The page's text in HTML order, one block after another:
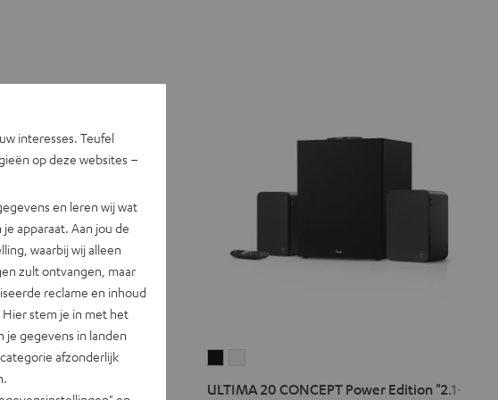
Club Edition ULTIMA 20 CONCEPT Power Edition "2.1-Set"
interesses. Teufel
op deze websites –
en leren wij wat
apparaat. Aan jou de
waarbij wij alleen
zult ontvangen, maar
reclame en inhoud
stem je in met het
je gegevens in landen
afzonderlijk